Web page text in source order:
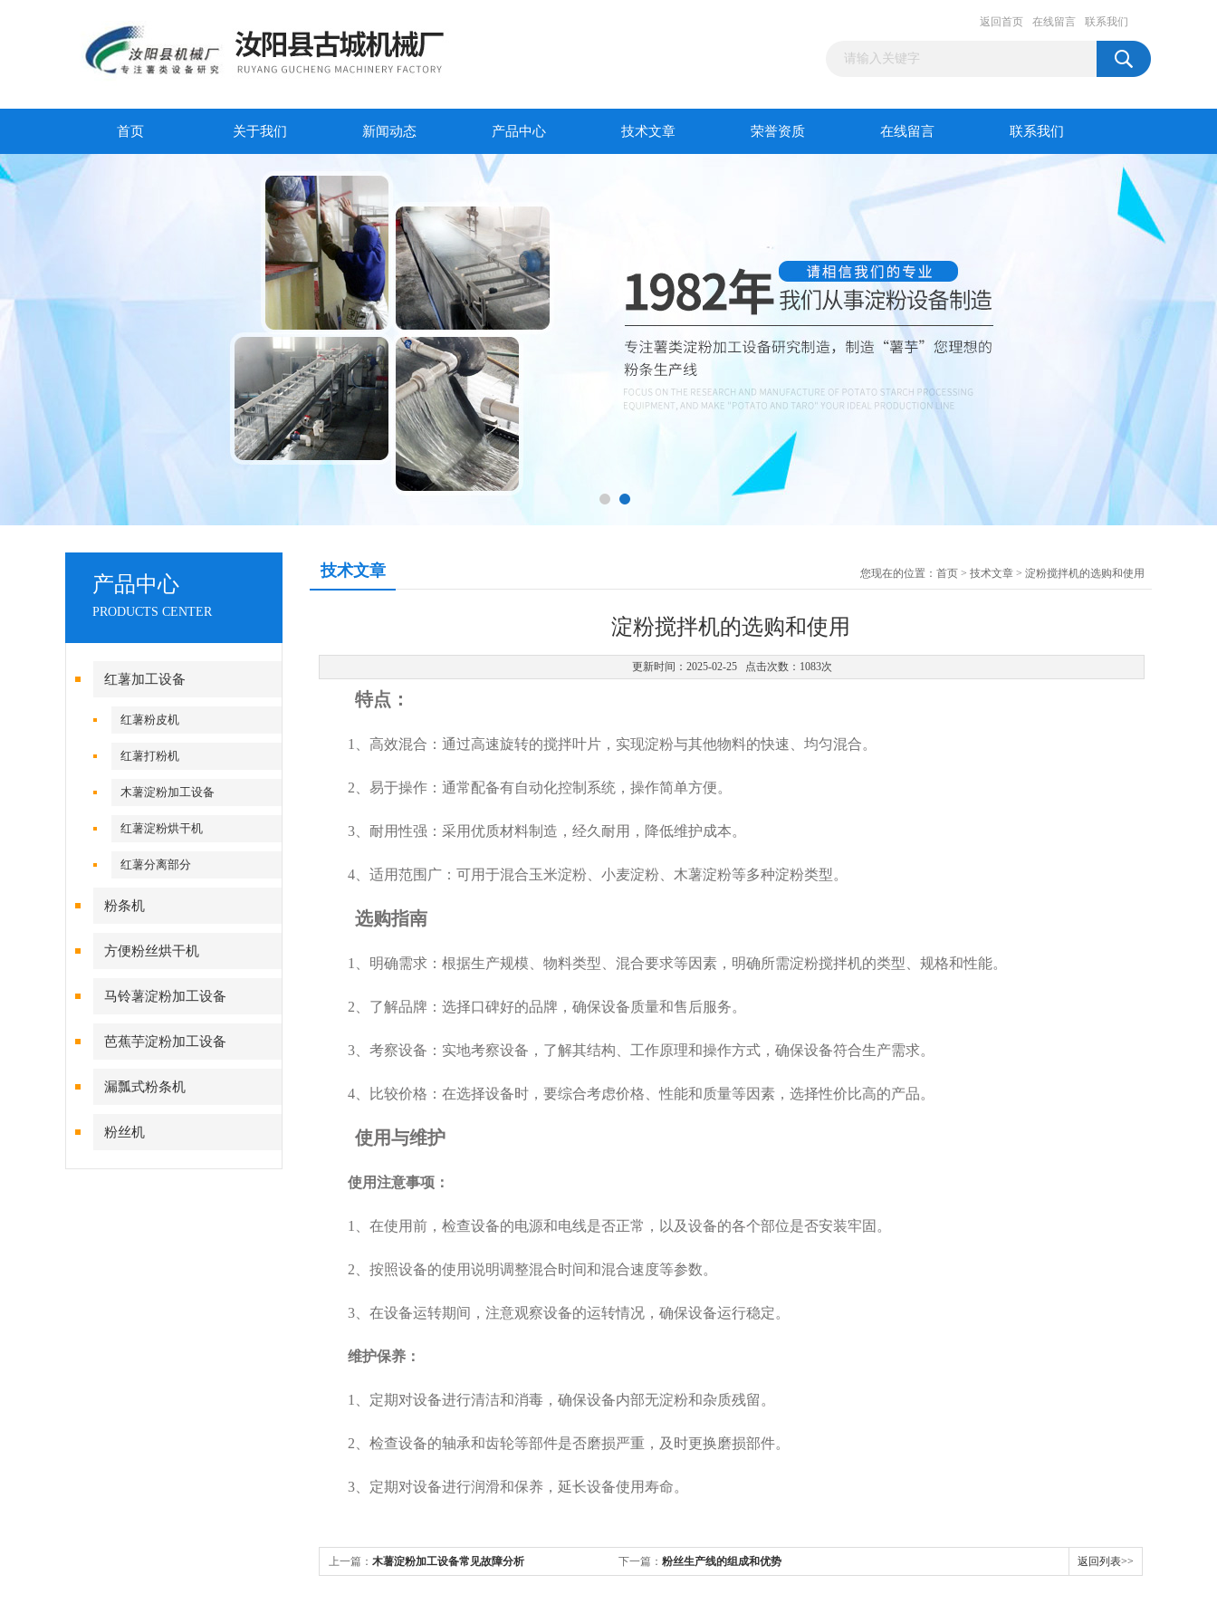
返回首页 在线留言 联系我们
首页 关于我们 新闻动态 产品中心 技术文章 荣誉资质 在线留言 联系我们
产品中心
PRODUCTS CENTER
红薯加工设备
红薯粉皮机
红薯打粉机
木薯淀粉加工设备
红薯淀粉烘干机
红薯分离部分
粉条机
方便粉丝烘干机
马铃薯淀粉加工设备
芭蕉芋淀粉加工设备
漏瓢式粉条机
粉丝机
技术文章 您现在的位置： 首页 > 技术文章 > 淀粉搅拌机的选购和使用
淀粉搅拌机的选购和使用
更新时间：2025-02-25 点击次数：1083次
特点：
1、高效混合：通过高速旋转的搅拌叶片，实现淀粉与其他物料的快速、均匀混合。
2、易于操作：通常配备有自动化控制系统，操作简单方便。
3、耐用性强：采用优质材料制造，经久耐用，降低维护成本。
4、适用范围广：可用于混合玉米淀粉、小麦淀粉、木薯淀粉等多种淀粉类型。
选购指南
1、明确需求：根据生产规模、物料类型、混合要求等因素，明确所需淀粉搅拌机的类型、规格和性能。
2、了解品牌：选择口碑好的品牌，确保设备质量和售后服务。
3、考察设备：实地考察设备，了解其结构、工作原理和操作方式，确保设备符合生产需求。
4、比较价格：在选择设备时，要综合考虑价格、性能和质量等因素，选择性价比高的产品。
使用与维护
使用注意事项：
1、在使用前，检查设备的电源和电线是否正常，以及设备的各个部位是否安装牢固。
2、按照设备的使用说明调整混合时间和混合速度等参数。
3、在设备运转期间，注意观察设备的运转情况，确保设备运行稳定。
维护保养：
1、定期对设备进行清洁和消毒，确保设备内部无淀粉和杂质残留。
2、检查设备的轴承和齿轮等部件是否磨损严重，及时更换磨损部件。
3、定期对设备进行润滑和保养，延长设备使用寿命。
上一篇： 木薯淀粉加工设备常见故障分析 下一篇： 粉丝生产线的组成和优势 返回列表>>